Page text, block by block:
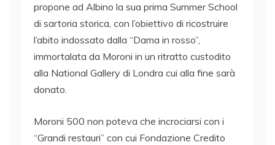
propone ad Albino la sua prima Summer School
di sartoria storica, con l’obiettivo di ricostruire
l’abito indossato dalla “Dama in rosso”,
immortalata da Moroni in un ritratto custodito
alla National Gallery di Londra cui alla fine sarà
donato.
Moroni 500 non poteva che incrociarsi con i
“Grandi restauri” con cui Fondazione Credito